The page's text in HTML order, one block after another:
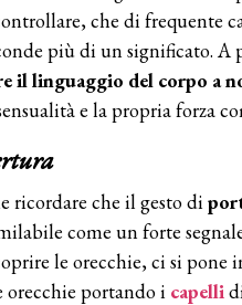
che di frequente
più di un significato. A
il linguaggio del corpo a
e la propria forza
ricordare che il gesto di
come un forte
le orecchie, ci si pone
orecchie portando i capelli